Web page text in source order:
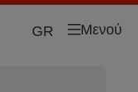
Μενού
GR